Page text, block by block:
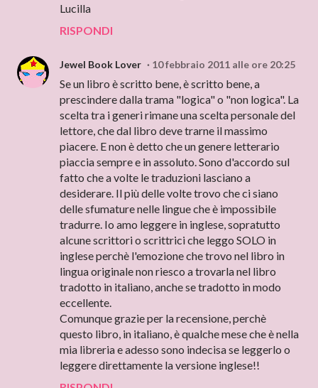
Lucilla
RISPONDI
Jewel Book Lover 10 febbraio 2011 alle ore 20:25
Se un libro è scritto bene, è scritto bene, a
prescindere dalla trama "logica" o "non logica". La
scelta tra i generi rimane una scelta personale del
lettore, che dal libro deve trarne il massimo
piacere. E non è detto che un genere letterario
piaccia sempre e in assoluto. Sono d'accordo sul
fatto che a volte le traduzioni lasciano a
desiderare. Il più delle volte trovo che ci siano
delle sfumature nelle lingue che è impossibile
tradurre. Io amo leggere in inglese, sopratutto
alcune scrittori o scrittrici che leggo SOLO in
inglese perchè l'emozione che trovo nel libro in
lingua originale non riesco a trovarla nel libro
tradotto in italiano, anche se tradotto in modo
eccellente.
Comunque grazie per la recensione, perchè
questo libro, in italiano, è qualche mese che è nella
mia libreria e adesso sono indecisa se leggerlo o
leggere direttamente la versione inglese!!